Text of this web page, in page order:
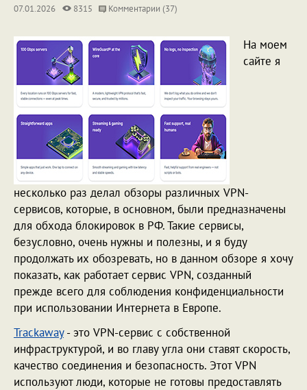
07.01.2026 8315 Комментарии (37)
На моем
сайте я
несколько раз делал обзоры различных VPN-
сервисов, которые, в основном, были предназначены
для обхода блокировок в РФ. Такие сервисы,
безусловно, очень нужны и полезны, и я буду
продолжать их обозревать, но в данном обзоре я хочу
показать, как работает сервис VPN, созданный
прежде всего для соблюдения конфиденциальности
при использовании Интернета в Европе.
Trackaway- это VPN-сервис с собственной
инфраструктурой, и во главу угла они ставят скорость,
качество соединения и безопасность. Этот VPN
используют люди, которые не готовы предоставлять